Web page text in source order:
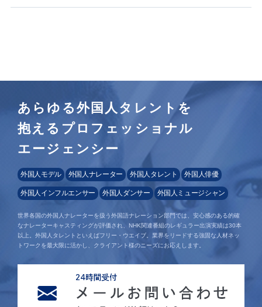
あらゆる外国人タレントを
抱えるプロフェッショナル
エージェンシー
外国人モデル 外国人ナレーター 外国人タレント 外国人俳優
外国人インフルエンサー 外国人ダンサー 外国人ミュージシャン
世界各国の外国人ナレーターを扱う外国語ナレーション部門では、安心感のある的確
なナレーターキャスティングが評価され、NHK関連番組のレギュラー出演実績は30本
以上。外国人タレントといえばフリー・ウエイブ。業界をリードする強固な人材ネッ
トワークを最大限に活かし、クライアント様のニーズにお応えします。